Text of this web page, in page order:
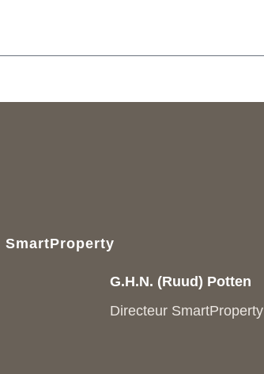
SmartProperty
G.H.N. (Ruud) Potten
Directeur SmartProperty